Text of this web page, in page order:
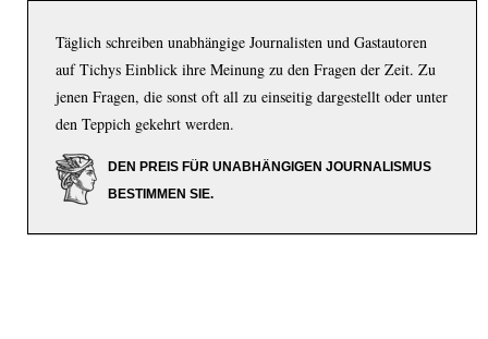
Täglich schreiben unabhängige Journalisten und Gastautoren
auf Tichys Einblick ihre Meinung zu den Fragen der Zeit. Zu
jenen Fragen, die sonst oft all zu einseitig dargestellt oder unter
den Teppich gekehrt werden.
DEN PREIS FÜR UNABHÄNGIGEN JOURNALISMUS
BESTIMMEN SIE.